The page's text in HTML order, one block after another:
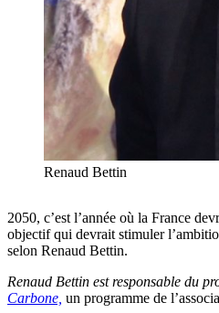
Renaud Bettin
2050, c’est l’année où la France
objectif qui devrait stimuler
selon Renaud Bettin.
Renaud Bettin est responsable du
Carbone, un programme de